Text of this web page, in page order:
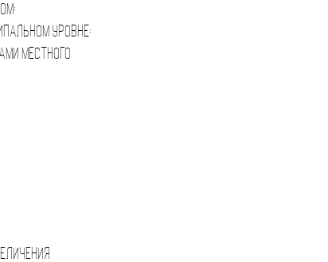
уровне;
местного